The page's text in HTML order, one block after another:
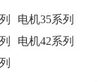
电机35系列
电机42系列